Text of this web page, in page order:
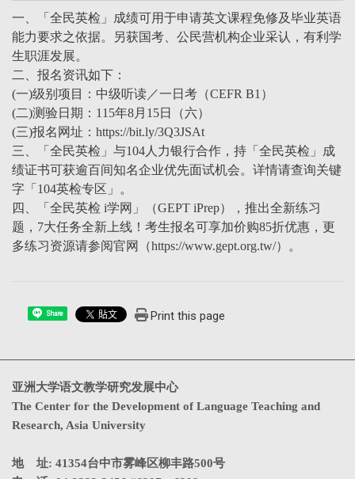
一、「全民英检」成绩可用于申请英文课程免修及毕业英语
能力要求之依据。另获国考、公民营机构企业采认，有利学
生职涯发展。
二、报名资讯如下：
(一)级别项目：中级听读／一日考（CEFR B1）
(二)测验日期：115年8月15日（六）
(三)报名网址：https://bit.ly/3Q3JSAt
三、「全民英检」与104人力银行合作，持「全民英检」成
绩证书可获逾百间知名企业优先面试机会。详情请查询关键
字「104英检专区」。
四、「全民英检 i学网」（GEPT iPrep），推出全新练习
题，7大任务全新上线！考生报名可享加价购85折优惠，更
多练习资源请参阅官网（https://www.gept.org.tw/）。
Share Print this page
亚洲大学语文教学研究发展中心
The Center for the Development of Language Teaching and
Research, Asia University
地 址: 41354台中市雾峰区柳丰路500号